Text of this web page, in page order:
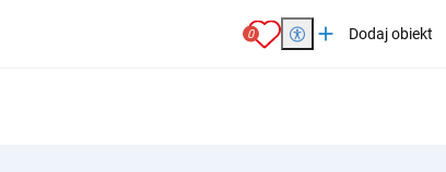
0 add Dodaj obiekt